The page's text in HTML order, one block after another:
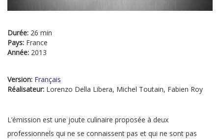
Durée: 26 min
Pays: France
Année: 2013
Version: Français
Réalisateur: Lorenzo Della Libera, Michel Toutain, Fabien Roy
L’émission est une joute culinaire proposée à deux
professionnels qui ne se connaissent pas et qui ne sont pas